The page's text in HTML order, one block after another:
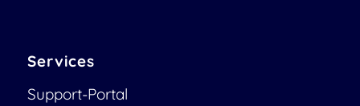
Services
Support-Portal